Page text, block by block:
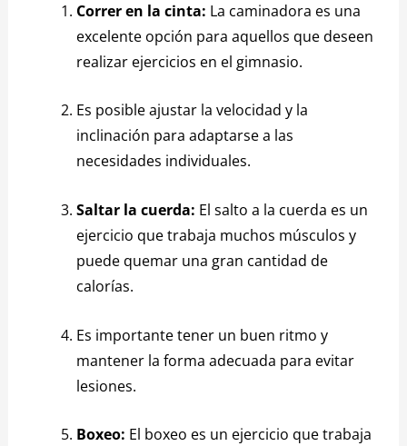
Correr en la cinta: La caminadora es una
excelente opción para aquellos que deseen
realizar ejercicios en el gimnasio.
Es posible ajustar la velocidad y la
inclinación para adaptarse a las
necesidades individuales.
Saltar la cuerda: El salto a la cuerda es un
ejercicio que trabaja muchos músculos y
puede quemar una gran cantidad de
calorías.
Es importante tener un buen ritmo y
mantener la forma adecuada para evitar
lesiones.
Boxeo: El boxeo es un ejercicio que trabaja